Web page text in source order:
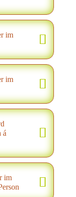
im
im
á
im